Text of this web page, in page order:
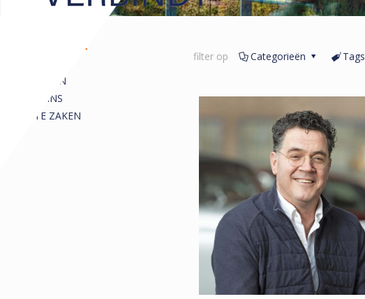
filter op Categorieën Tags
REDACTIONEEL
ARTIKELEN
COLUMNS
KORTE ZAKEN